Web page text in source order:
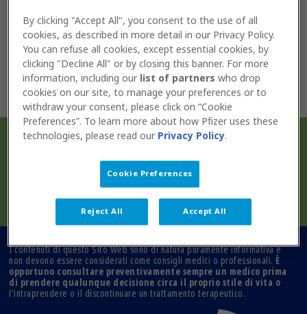
In collaborazione con
I contenuti di questo Sito Web sono di natura puramente informativa e
non devono essere considerati come consigli medici o professionali. È
opportuno consultare preventivamente sempre un medico prima
di prendere qualunque decisione circa il proprio stile di vita o
l’intraprendere o il discontinuare un trattamento terapeutico.
eventuali siti ad esso collegati non devono essere
usate per diagnosticare alcuna patologia o disturbo
fisico, né per prescrivere o utilizzare farmaci e non
devono portare l’Utente a ignorare il consiglio o
ritardare il consulto con il proprio medico.
È opportuno consultare preventivamente
sempre un medico prima di prendere qualunque
decisione circa il proprio stile di vitao
l’intraprendere o il discontinuare un trattamento
terapeutico.
È importante chiedere sempre il consiglio del
proprio medico o di un altro operatore sanitario
riguardo una condizione medica.
Fare totale ed esclusivo affidamento su
qualsiasi informazione presente in questo sito è
a proprio ed esclusivo rischio.
By clicking "Accept All", you consent to the use of all
cookies, as described in more detail in our Privacy Policy.
You can refuse all cookies, except essential cookies, by
clicking "Decline All" or by closing this banner. For more
information, including our list of partners who drop
cookies on our site, to manage your preferences or to
withdraw your consent, please click on “Cookie
Preferences”. To learn more about how Pfizer uses these
technologies, please read our Privacy Policy.
Cookie Preferences
Reject All Accept All